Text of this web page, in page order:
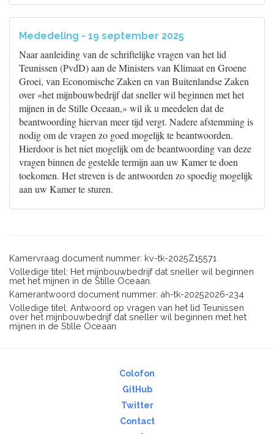
Mededeling - 19 september 2025
Naar aanleiding van de schriftelijke vragen van het lid
Teunissen (PvdD) aan de Ministers van Klimaat en Groene
Groei, van Economische Zaken en van Buitenlandse Zaken
over «het mijnbouwbedrijf dat sneller wil beginnen met het
mijnen in de Stille Oceaan,» wil ik u meedelen dat de
beantwoording hiervan meer tijd vergt. Nadere afstemming is
nodig om de vragen zo goed mogelijk te beantwoorden.
Hierdoor is het niet mogelijk om de beantwoording van deze
vragen binnen de gestelde termijn aan uw Kamer te doen
toekomen. Het streven is de antwoorden zo spoedig mogelijk
aan uw Kamer te sturen.
Kamervraag document nummer: kv-tk-2025Z15571
Volledige titel: Het mijnbouwbedrijf dat sneller wil beginnen
met het mijnen in de Stille Oceaan.
Kamerantwoord document nummer: ah-tk-20252026-234
Volledige titel: Antwoord op vragen van het lid Teunissen
over het mijnbouwbedrijf dat sneller wil beginnen met het
mijnen in de Stille Oceaan
Colofon
GitHub
Twitter
Contact